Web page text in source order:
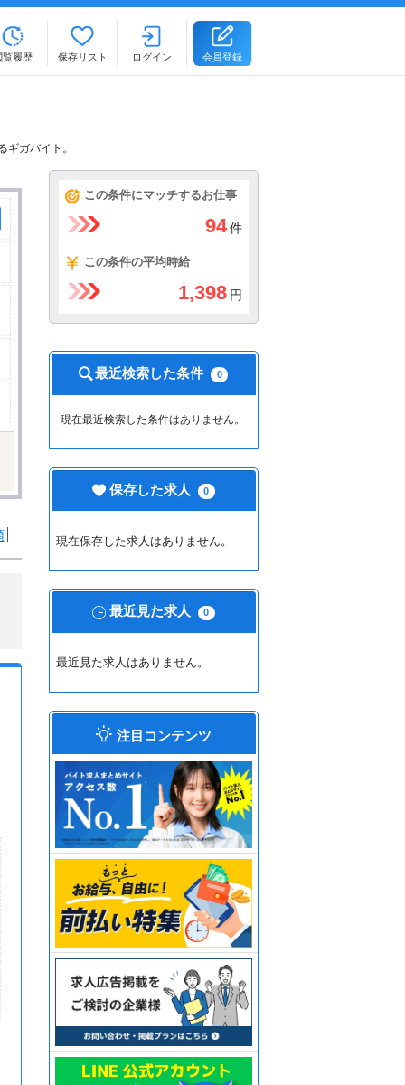
覧履歴 保存リスト ログイン 会員登録
ガバイト。
この条件にマッチするお仕事
94 件
この条件の平均時給
1,398 円
最近検索した条件 0
現在最近検索した条件はありません。
保存した求人 0
現在保存した求人はありません。
最近見た求人 0
最近見た求人はありません。
注目コンテンツ